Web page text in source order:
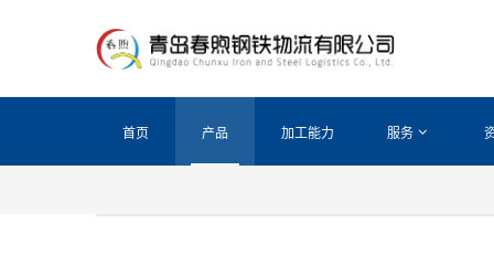
首页 产品 加工能力 服务